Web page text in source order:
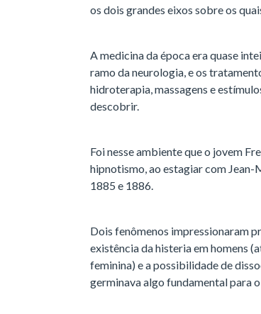
os dois grandes eixos sobre os
A medicina da época era quase
ramo da neurologia, e os
hidroterapia, massagens e
descobrir.
Foi nesse ambiente que o jovem
hipnotismo, ao estagiar com
1885 e 1886.
Dois fenômenos impressionaram
existência da histeria em homens
feminina) e a possibilidade de
germinava algo fundamental para